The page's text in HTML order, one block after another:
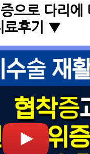
으로 다리에
료후기 ▼